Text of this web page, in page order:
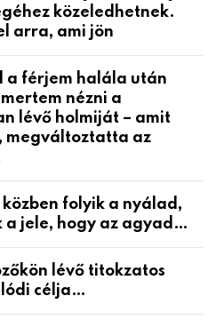
közeledhetnek.
arra, ami jön
a férjem halála után
nézni a
lévő holmiját – amit
megváltoztatta az
közben folyik a nyálad,
a jele, hogy az agyad…
lévő titokzatos
célja…